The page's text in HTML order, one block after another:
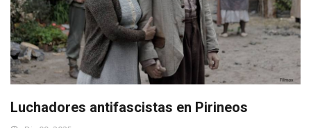
Luchadores antifascistas en Pirineos